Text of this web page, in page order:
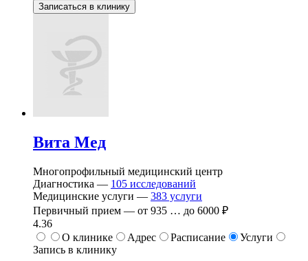
Записаться в клинику
Вита Мед
Многопрофильный медицинский центр
Диагностика — 105 исследований
Медицинские услуги — 383 услуги
Первичный прием — от 935 … до 6000 ₽
4.36
О клинике
Адрес Расписание
Услуги
Запись в клинику